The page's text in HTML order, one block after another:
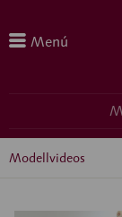
Menú
Modellvideos